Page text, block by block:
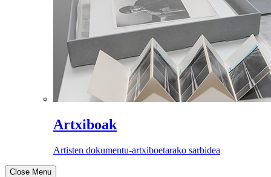
Artxiboak
Artisten dokumentu-artxiboetarako sarbidea
Close Menu